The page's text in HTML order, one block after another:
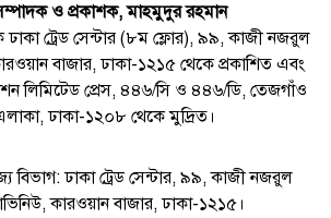
ও প্রকাশক, মাহমুদুর রহমান
ট্রেড সেন্টার (৮ম ফ্লোর), ৯৯, কাজী নজরুল
বাজার, ঢাকা-১২১৫ থেকে প্রকাশিত এবং
লিমিটেড প্রেস, ৪৪৬/সি ও ৪৪৬/ডি, তেজগাঁও
ঢাকা-১২০৮ থেকে মুদ্রিত।
বিভাগ: ঢাকা ট্রেড সেন্টার, ৯৯, কাজী নজরুল
কারওয়ান বাজার, ঢাকা-১২১৫।